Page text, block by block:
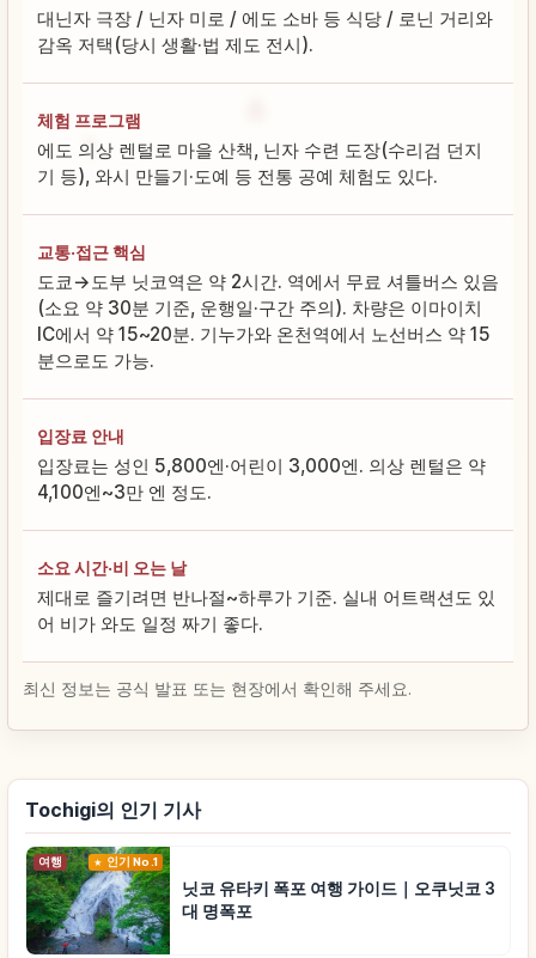
대닌자 극장 / 닌자 미로 / 에도 소바 등 식당 / 로닌 거리와
감옥 저택(당시 생활·법 제도 전시).
체험 프로그램
에도 의상 렌털로 마을 산책, 닌자 수련 도장(수리검 던지
기 등), 와시 만들기·도예 등 전통 공예 체험도 있다.
교통·접근 핵심
도쿄→도부 닛코역은 약 2시간. 역에서 무료 셔틀버스 있음
(소요 약 30분 기준, 운행일·구간 주의). 차량은 이마이치
IC에서 약 15~20분. 기누가와 온천역에서 노선버스 약 15
분으로도 가능.
입장료 안내
입장료는 성인 5,800엔·어린이 3,000엔. 의상 렌털은 약
4,100엔~3만 엔 정도.
소요 시간·비 오는 날
제대로 즐기려면 반나절~하루가 기준. 실내 어트랙션도 있
어 비가 와도 일정 짜기 좋다.
최신 정보는 공식 발표 또는 현장에서 확인해 주세요.
Tochigi의 인기 기사
여행 인기 No.1
닛코 유타키 폭포 여행 가이드｜오쿠닛코 3
대 명폭포